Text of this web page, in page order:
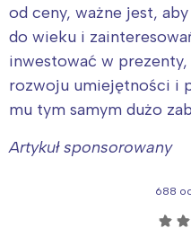
od ceny, ważne jest,
do wieku i
inwestować w
rozwoju umiejętności i
mu tym samym dużo
Artykuł sponsorowany
688
☆ ☆